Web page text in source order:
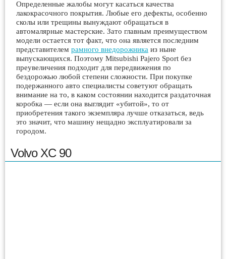
Определенные жалобы могут касаться качества
лакокрасочного покрытия. Любые его дефекты, особенно
сколы или трещины вынуждают обращаться в
автомалярные мастерские. Зато главным преимуществом
модели остается тот факт, что она является последним
представителем рамного внедорожника из ныне
выпускающихся. Поэтому Mitsubishi Pajero Sport без
преувеличения подходит для передвижения по
бездорожью любой степени сложности. При покупке
подержанного авто специалисты советуют обращать
внимание на то, в каком состоянии находится раздаточная
коробка — если она выглядит «убитой», то от
приобретения такого экземпляра лучше отказаться, ведь
это значит, что машину нещадно эксплуатировали за
городом.
Volvo XC 90